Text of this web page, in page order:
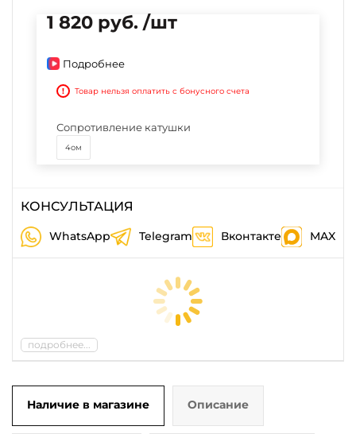
1 820 руб. /шт
Подробнее
! Товар нельзя оплатить с бонусного счета
Сопротивление катушки
4ом
КОНСУЛЬТАЦИЯ
WhatsApp Telegram Вконтакте MAX
подробнее...
Наличие в магазине Описание